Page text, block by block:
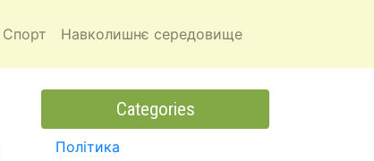
Спорт Навколишнє середовище
Categories
Політика